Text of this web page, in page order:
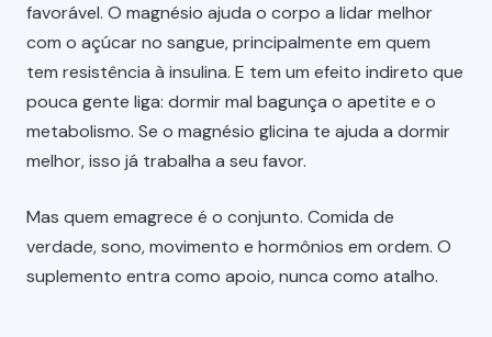
favorável. O magnésio ajuda o corpo a lidar melhor
com o açúcar no sangue, principalmente em quem
tem resistência à insulina. E tem um efeito indireto que
pouca gente liga: dormir mal bagunça o apetite e o
metabolismo. Se o magnésio glicina te ajuda a dormir
melhor, isso já trabalha a seu favor.
Mas quem emagrece é o conjunto. Comida de
verdade, sono, movimento e hormônios em ordem. O
suplemento entra como apoio, nunca como atalho.